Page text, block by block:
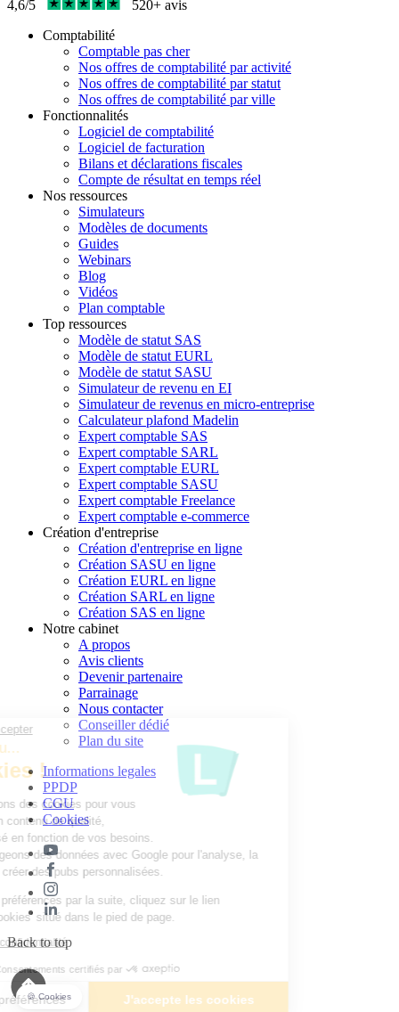
Continuer sans accepter
Parlons un peu...
des Cookies !
Nous utilisons des cookies pour vous
proposer un contenu de qualité,
personnalisé en fonction de vos besoins.
Nous partageons des données avec Google pour l'analyse, la
publicité et créer des pubs personnalisées.
Pour modifier vos préférences par la suite, cliquez sur le lien
'Préférences de cookies' situé dans le pied de page.
Lire la politique de confidentialité
Consentements certifiés par
Je choisis mes préférences J'accepte les cookies
🍪 Cookies
4,6/5
520+ avis
Comptabilité
Comptable pas cher
Nos offres de comptabilité par activité
Nos offres de comptabilité par statut
Nos offres de comptabilité par ville
Fonctionnalités
Logiciel de comptabilité
Logiciel de facturation
Bilans et déclarations fiscales
Compte de résultat en temps réel
Nos ressources
Simulateurs
Modèles de documents
Guides
Webinars
Blog
Vidéos
Plan comptable
Top ressources
Modèle de statut SAS
Modèle de statut EURL
Modèle de statut SASU
Simulateur de revenu en EI
Simulateur de revenus en micro-entreprise
Calculateur plafond Madelin
Expert comptable SAS
Expert comptable SARL
Expert comptable EURL
Expert comptable SASU
Expert comptable Freelance
Expert comptable e-commerce
Création d'entreprise
Création d'entreprise en ligne
Création SASU en ligne
Création EURL en ligne
Création SARL en ligne
Création SAS en ligne
Notre cabinet
A propos
Avis clients
Devenir partenaire
Parrainage
Nous contacter
Conseiller dédié
Plan du site
Informations legales
PPDP
CGU
Cookies
Back to top